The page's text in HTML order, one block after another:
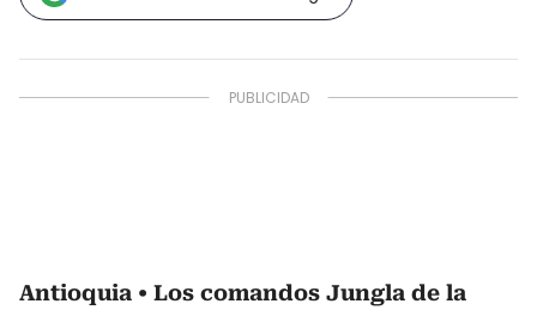
Antioquia
Los comandos Jungla de la